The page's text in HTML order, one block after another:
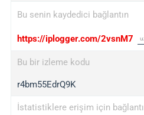
Bu senin kaydedici bağlantın
https://iplogger.com/2vsnM7
Bu bir izleme kodu
r4bm55EdrQ9K
İstatistiklere erişim için bağlantı